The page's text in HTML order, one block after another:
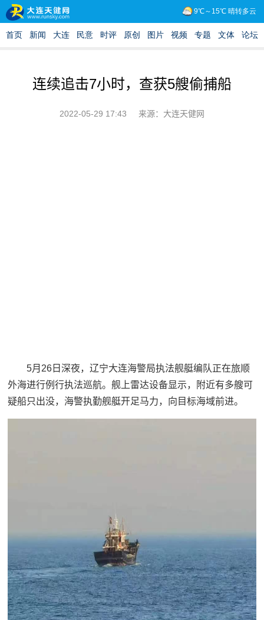
连续追击7小时，查获5艘偷捕船
2022-05-29 17:43 来源：大连天健网
5月26日深夜，辽宁大连海警局执法舰艇编队正在旅顺
外海进行例行执法巡航。舰上雷达设备显示，附近有多艘可
疑船只出没，海警执勤舰艇开足马力，向目标海域前进。